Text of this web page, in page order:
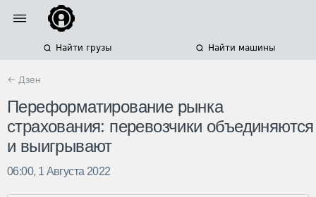
Найти грузы Найти машины
← Дзен
Переформатирование рынка
страхования: перевозчики объединяются
и выигрывают
06:00, 1 Августа 2022